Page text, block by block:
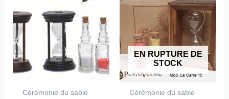
Cérémonie du sable
plusieurs
variations.
Les
options
peuvent
être
choisies
la
EN RUPTURE DE
STOCK
Cérémonie du sable
a
plusieurs
variations.
Les
options
peuvent
choisies
la